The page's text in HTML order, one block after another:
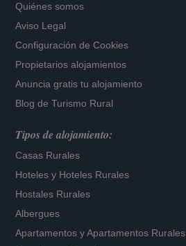
Quiénes somos
Aviso Legal
Configuración de Cookies
Propietarios alojamientos
Anuncia gratis tu alojamiento
Blog de Turismo Rural
Tipos de alojamiento:
Casas Rurales
Hoteles y Hoteles Rurales
Hostales Rurales
Albergues
Apartamentos yApartamentos Rurales